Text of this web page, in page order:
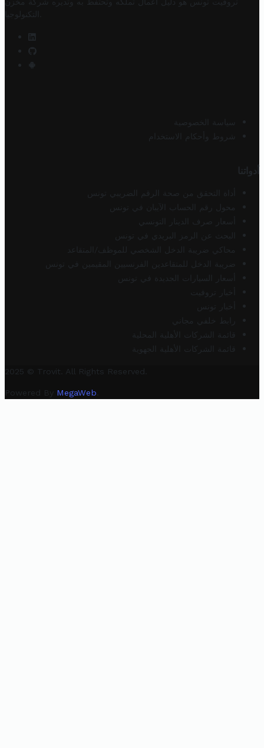
التكنولوجيا
سياسة الخصوصية
شروط وأحكام الاستخدام
أدواتنا
أداة التحقق من صحة الرقم الضريبي تونس
محول رقم الحساب الآيبان في تونس
أسعار صرف الدينار التونسي
البحث عن الرمز البريدي في تونس
محاكي ضريبة الدخل الشخصي للموظف/المتقاعد
ضريبة الدخل للمتقاعدين الفرنسيين المقيمين في تونس
أسعار السيارات الجديدة في تونس
أخبار تروفيت
أخبار تونس
رابط خلفي مجاني
قائمة الشركات الأهلية المحلية
قائمة الشركات الأهلية الجهوية
2025 © Trovit. All Rights Reserved.
Powered By MegaWeb